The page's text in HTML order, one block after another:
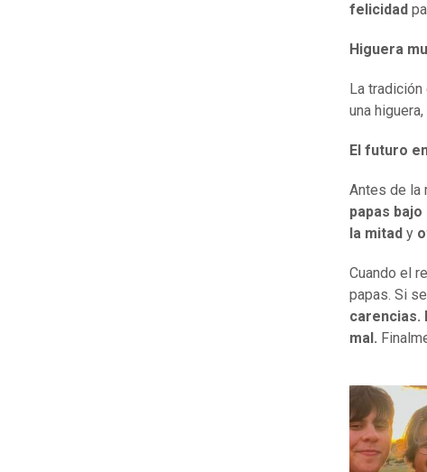
felicidad
Higuera
La tradición
una higuera,
El futuro
Antes de la
papas bajo
la mitad y
Cuando el
papas. Si
carencias.
mal.